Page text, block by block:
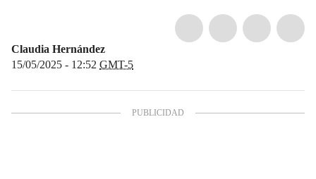
Claudia Hernández
15/05/2025 - 12:52 GMT-5